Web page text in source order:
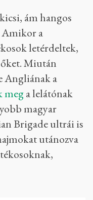
ám hangos
Amikor a
letérdeltek,
Miután
Angliának a
mega lelátónak
magyar
Brigade ultrái is
utánozva